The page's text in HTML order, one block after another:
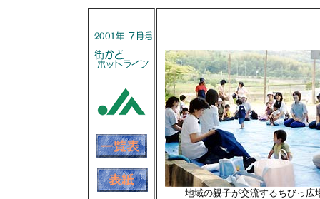
地域の親子が交流するちびっ広